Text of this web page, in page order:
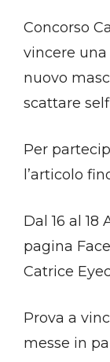
Concorso
vincere una
nuovo
scattare
Per
l’articolo
Dal 16 al 18
pagina
Catrice
Prova a
messe in